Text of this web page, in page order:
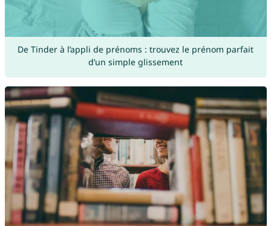
De Tinder à l’appli de prénoms : trouvez le prénom parfait
d’un simple glissement